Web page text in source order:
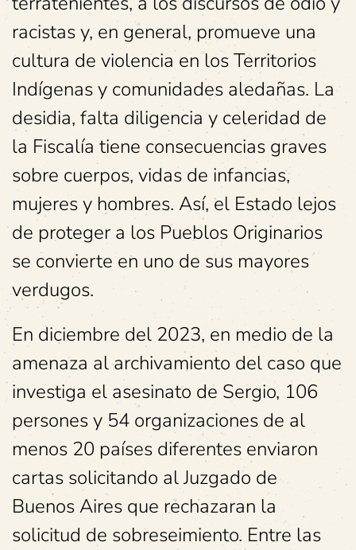
racistas y, en general, promueve una
cultura de violencia en los Territorios
Indígenas y comunidades aledañas. La
desidia, falta diligencia y celeridad de
la Fiscalía tiene consecuencias graves
sobre cuerpos, vidas de infancias,
mujeres y hombres. Así, el Estado lejos
de proteger a los Pueblos Originarios
se convierte en uno de sus mayores
verdugos.
En diciembre del 2023, en medio de la
amenaza al archivamiento del caso que
investiga el asesinato de Sergio, 106
persones y 54 organizaciones de al
menos 20 países diferentes enviaron
cartas solicitando al Juzgado de
Buenos Aires que rechazaran la
solicitud de sobreseimiento. Entre las